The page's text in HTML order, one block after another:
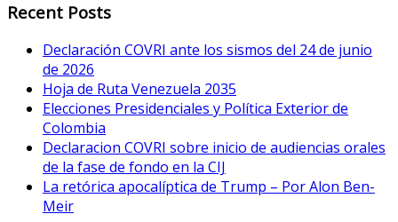
Recent Posts
Declaración COVRI ante los sismos del 24 de junio
de 2026
Hoja de Ruta Venezuela 2035
Elecciones Presidenciales y Política Exterior de
Colombia
Declaracion COVRI sobre inicio de audiencias orales
de la fase de fondo en la CIJ
La retórica apocalíptica de Trump – Por Alon Ben-
Meir